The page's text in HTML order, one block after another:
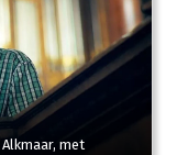
met